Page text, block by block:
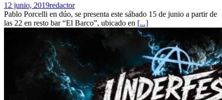
12 junio, 2019redactor
Pablo Porcelli en dúo, se presenta este sábado 15 de junio a partir de
las 22 en resto bar “El Barco”, ubicado en [...]